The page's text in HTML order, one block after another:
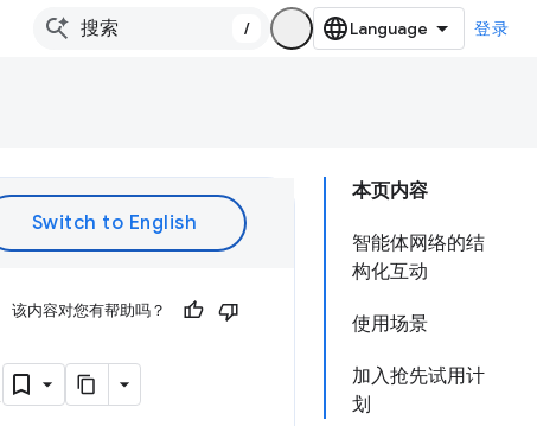
/ 登录
本页内容
智能体网络的结
构化互动
使用场景
加入抢先试用计
划
该内容对您有帮助吗？